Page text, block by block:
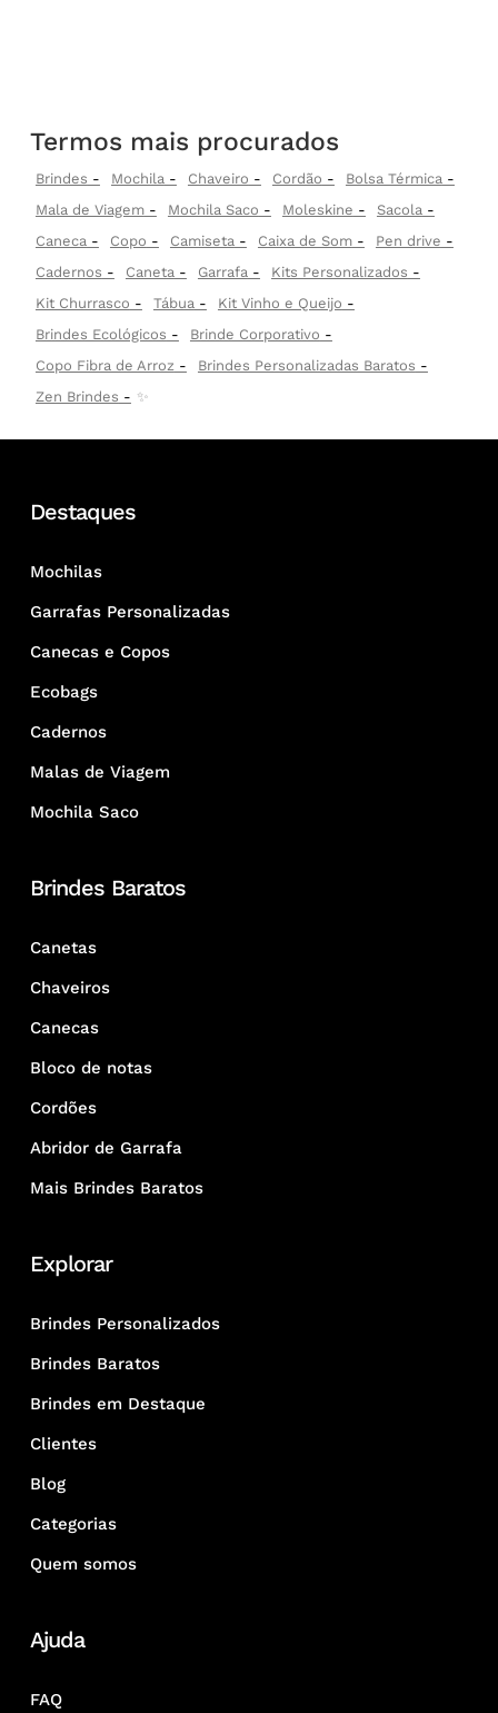
Termos mais procurados
Brindes Mochila Chaveiro Cordão
Bolsa Térmica
Mala de Viagem
Mochila Saco Moleskine
Sacola
Caneca
Copo Camiseta Caixa de Som
Pen drive
Cadernos
Caneta Garrafa
Kits Personalizados
Kit Churrasco
Tábua
Kit Vinho e Queijo
Brindes Ecológicos
Brinde Corporativo
Copo Fibra de Arroz
Brindes Personalizadas Baratos
Zen Brindes
✨
Destaques
Mochilas
Garrafas Personalizadas
Canecas e Copos
Ecobags
Cadernos
Malas de Viagem
Mochila Saco
Brindes Baratos
Canetas
Chaveiros
Canecas
Bloco de notas
Cordões
Abridor de Garrafa
Mais Brindes Baratos
Explorar
Brindes Personalizados
Brindes Baratos
Brindes em Destaque
Clientes
Blog
Categorias
Quem somos
Ajuda
FAQ